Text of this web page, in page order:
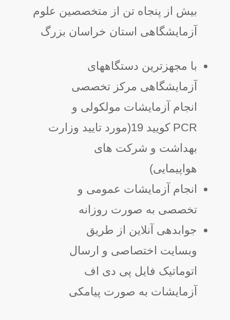
بیش از پنجاه تن از متخصصین علوم
آزمایشگاهی استان خراسان بزرگ
با مجهزترین دستگاههای
آزمایشگاهی مرکز تخصصی
انجام آزمایشات مولکولی و
PCR کویید 19(مورد تایید وزارت
بهداشت و شرکت های
هواپیمایی)
انجام آزمایشات عمومی و
تخصصی به صورت روزانه
جوابدهی آنلاین از طریق
وبسایت اختصاصی و ارسال
اتوماتیک فایل پی دی اف
آزمایشات به صورت پیامکی